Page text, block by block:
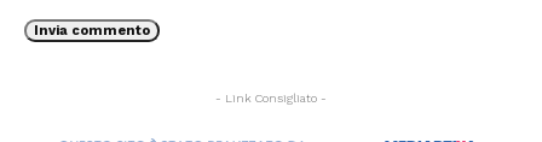
- Link Consigliato -